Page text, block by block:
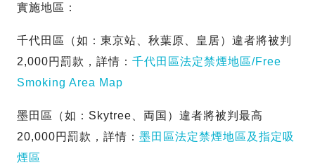
實施地區：
千代田區（如：東京站、秋葉原、皇居）違者將被判
2,000円罰款，詳情： 千代田區法定禁煙地區/Free
Smoking Area Map
墨田區（如：Skytree、両国）違者將被判最高
20,000円罰款，詳情： 墨田區法定禁煙地區及指定吸
煙區